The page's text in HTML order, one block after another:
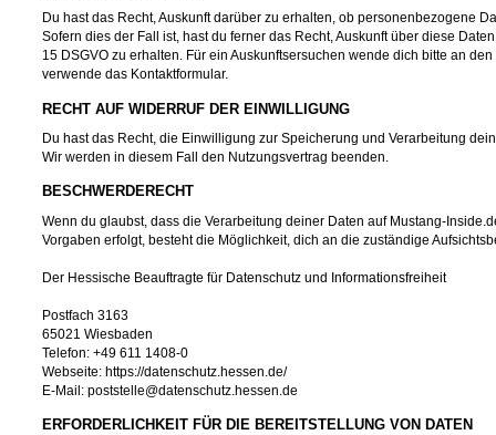
Du hast das Recht, Auskunft darüber zu erhalten, ob personenbezogene
Sofern dies der Fall ist, hast du ferner das Recht, Auskunft über diese
15 DSGVO zu erhalten. Für ein Auskunftsersuchen wende dich bitte an
verwende das Kontaktformular.
RECHT AUF WIDERRUF DER EINWILLIGUNG
Du hast das Recht, die Einwilligung zur Speicherung und Verarbeitung
Wir werden in diesem Fall den Nutzungsvertrag beenden.
BESCHWERDERECHT
Wenn du glaubst, dass die Verarbeitung deiner Daten auf Mustang-
Vorgaben erfolgt, besteht die Möglichkeit, dich an die zuständige
Der Hessische Beauftragte für Datenschutz und Informationsfreiheit
Postfach 3163
65021 Wiesbaden
Telefon: +49 611 1408-0
Webseite: https://datenschutz.hessen.de/
E-Mail: poststelle@datenschutz.hessen.de
ERFORDERLICHKEIT FÜR DIE BEREITSTELLUNG VON DATEN